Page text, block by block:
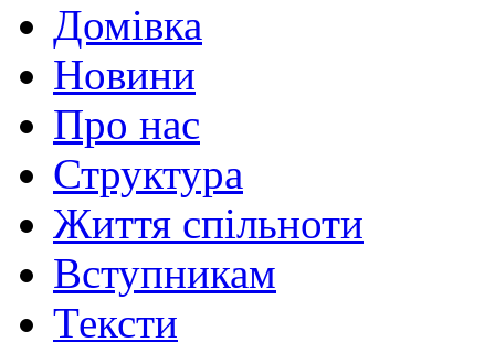
Домівка
Новини
Про нас
Структура
Життя спільноти
Вступникам
Тексти